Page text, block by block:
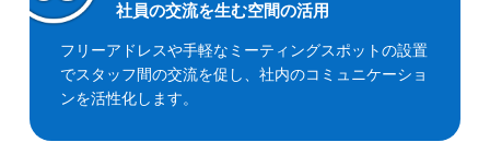
社員の交流を生む空間の活用
フリーアドレスや手軽なミーティングスポットの設置
でスタッフ間の交流を促し、社内のコミュニケーショ
ンを活性化します。